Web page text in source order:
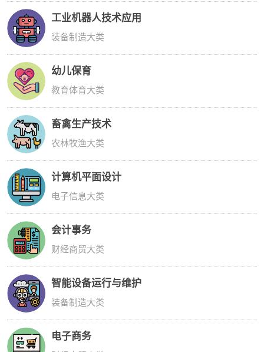
工业机器人技术应用
装备制造大类
幼儿保育
教育体育大类
畜禽生产技术
农林牧渔大类
计算机平面设计
电子信息大类
会计事务
财经商贸大类
智能设备运行与维护
装备制造大类
电子商务